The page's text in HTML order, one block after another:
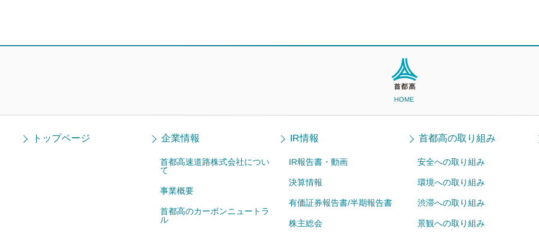
HOME
トップページ 企業情報
首都高速道路株式会社につい
て
事業概要
首都高のカーボンニュートラ
ル
IR情報
IR報告書・動画
決算情報
有価証券報告書/半期報告書
株主総会
首都高の取り組み
安全への取り組み
環境への取り組み
渋滞への取り組み
景観への取り組み